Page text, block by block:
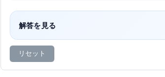
解答を見る
リセット